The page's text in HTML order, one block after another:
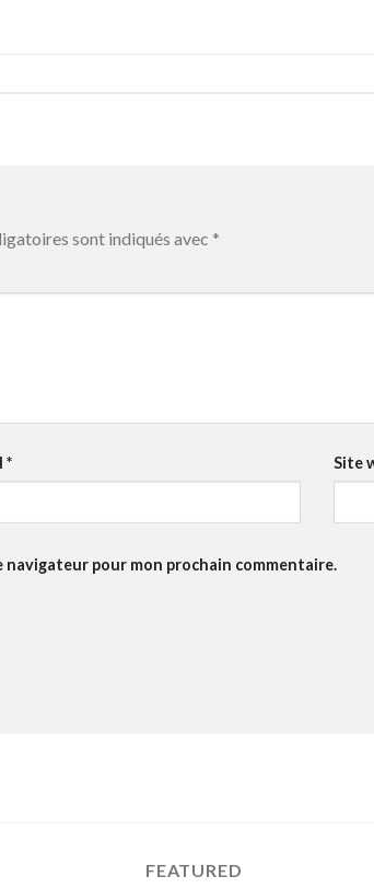
sont indiqués avec *
* Site
navigateur pour mon prochain commentaire.
FEATURED